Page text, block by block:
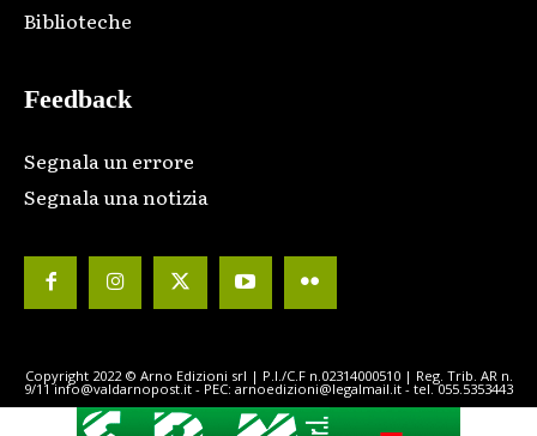
Biblioteche
Feedback
Segnala un errore
Segnala una notizia
Copyright 2022 © Arno Edizioni srl | P.I./C.F n.02314000510 | Reg. Trib. AR n.
9/11 info@valdarnopost.it - PEC: arnoedizioni@legalmail.it - tel. 055.5353443